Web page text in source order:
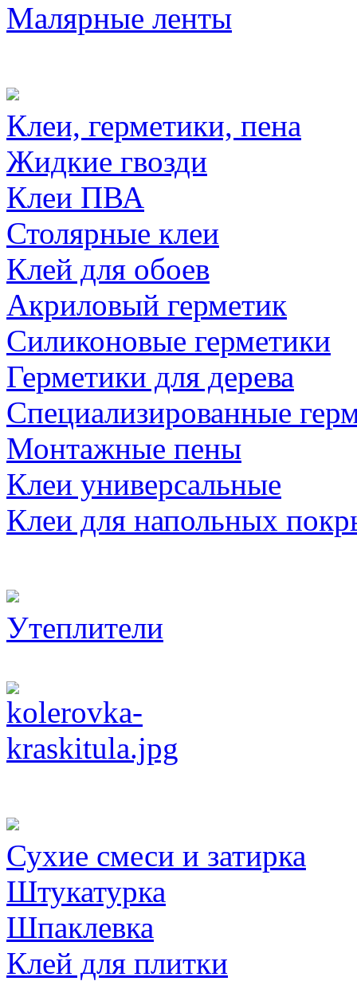
Малярные ленты
Клеи, герметики, пена
Жидкие гвозди
Клеи ПВА
Столярные клеи
Клей для обоев
Акриловый герметик
Силиконовые герметики
Герметики для дерева
Специализированные
Монтажные пены
Клеи универсальные
Клеи для напольных
Утеплители
Сухие смеси и затирка
Штукатурка
Шпаклевка
Клей для плитки